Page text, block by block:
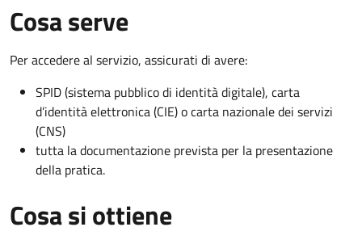
Cosa serve
Per accedere al servizio, assicurati di avere:
SPID (sistema pubblico di identità digitale), carta
d’identità elettronica (CIE) o carta nazionale dei servizi
(CNS)
tutta la documentazione prevista per la presentazione
della pratica.
Cosa si ottiene